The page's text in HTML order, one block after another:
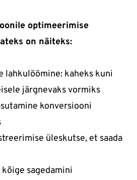
optimeerimise
on näiteks:
lahkulöömine: kaheks kuni
järgnevaks vormiks
konversiooni
üleskutse, et saada
sagedamini